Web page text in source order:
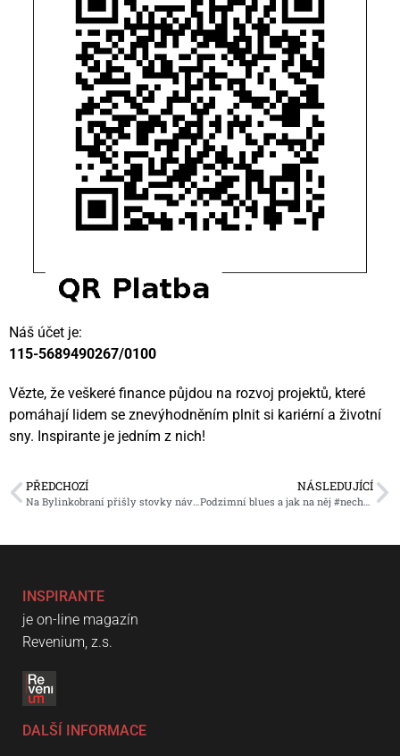
Náš účet je:
115-5689490267/0100
Vězte, že veškeré finance půjdou na rozvoj projektů, které
pomáhají lidem se znevýhodněním plnit si kariérní a životní
sny. Inspirante je jedním z nich!
PŘEDCHOZÍ
Na Bylinkobraní přišly stovky návštěvníků
NÁSLEDUJÍCÍ
Podzimní blues a jak na něj #nechbroukažít
INSPIRANTE
je on-line magazín
Revenium, z.s.
DALŠÍ INFORMACE